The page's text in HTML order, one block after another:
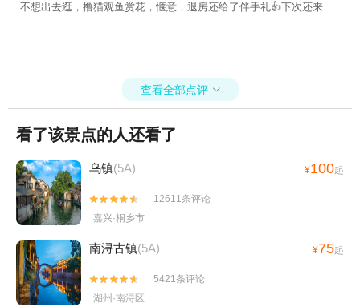
不想出去逛，撸猫观鱼赏花，惬意，退房还给了伴手礼👍下次还来
查看全部点评 
看了该景点的人还看了
乌镇(5A) ¥100起


12611条评论
嘉兴·桐乡市
南浔古镇(5A) ¥75起


5421条评论
湖州·南浔区